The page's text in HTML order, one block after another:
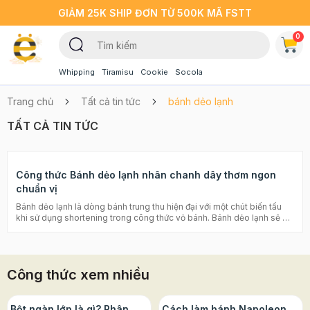
GIẢM 25K SHIP ĐƠN TỪ 500K MÃ FSTT
Whipping Tiramisu Cookie Socola
0
Trang chủ Tất cả tin tức bánh dẻo lạnh
TẤT CẢ TIN TỨC
Công thức Bánh dẻo lạnh nhân chanh dây thơm ngon
chuẩn vị
Bánh dẻo lạnh là dòng bánh trung thu hiện đại với một chút biến tấu
khi sử dụng shortening trong công thức vỏ bánh. Bánh dẻo lạnh sẽ có
bánh Trung thu hiện đại nhất định bạn phải thử Sự khác biệt bánh trung
thu truyền thống với bánh trung thu hiện đại Nguyên liệu làm Bánh dẻo
lạnh nhân chanh dây 1. Phần vỏ bánh - 150g bột nếp chín - 20g bột áo
- 45g shortening - 100g đường xay - 110g sữa tươi lạnh - 100g sinh tố
Công thức xem nhiều